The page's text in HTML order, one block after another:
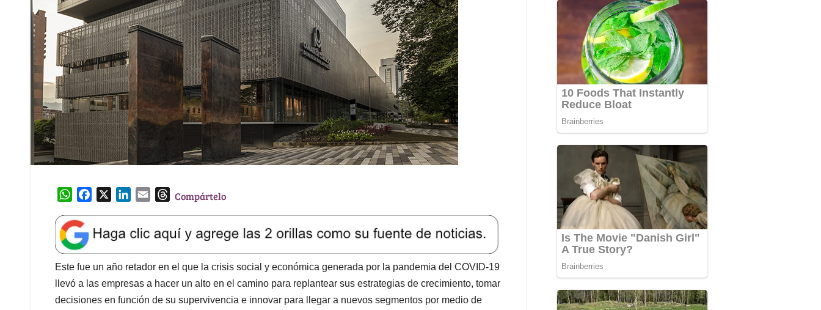
W
a
t
s
A
p
p
e
b
o
o
k
k
e
d
I
n
l
T
e
a
d
s
Compártelo
Este fue un año retador en el que la crisis social y económica generada por la pandemia del COVID-19
llevó a las empresas a hacer un alto en el camino para replantear sus estrategias de crecimiento, tomar
decisiones en función de su supervivencia e innovar para llegar a nuevos segmentos por medio de